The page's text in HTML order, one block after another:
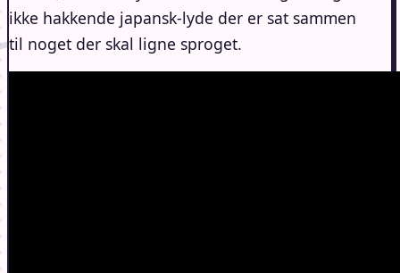
ikke hakkende japansk-lyde der er sat sammen
til noget der skal ligne sproget.